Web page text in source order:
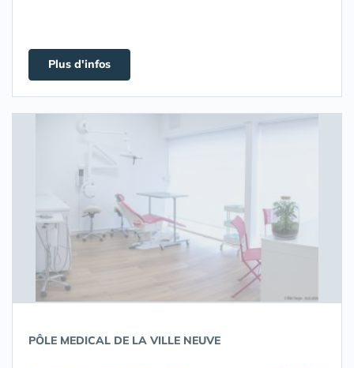
Plus d'infos
PÔLE MEDICAL DE LA VILLE NEUVE